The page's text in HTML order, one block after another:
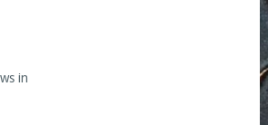
in